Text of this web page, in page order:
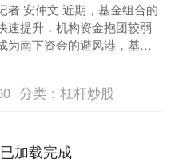
者 安仲文 近期，基金组合的
速提升，机构资金抱团较弱
为南下资金的避风港，基金
也从单纯看业绩增长变成看
有丰厚现金....
分类：杠杆炒股
加载完成